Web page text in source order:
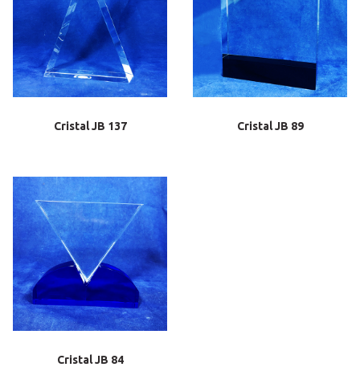
Cristal JB 137 Cristal JB 89
Cristal JB 84